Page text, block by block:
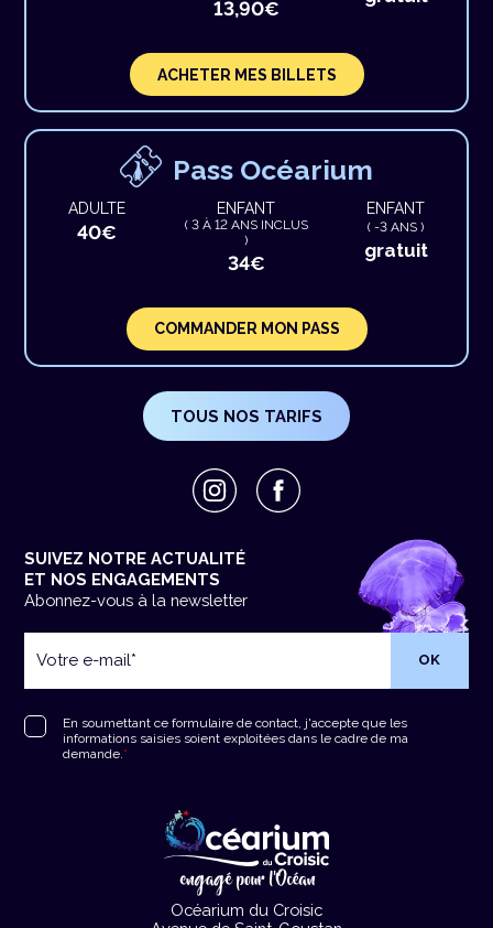
13,90€
ACHETER MES BILLETS
Pass Océarium
ADULTE
40€
ENFANT
( 3 À 12 ANS INCLUS
)
34€
ENFANT
( -3 ANS )
gratuit
COMMANDER MON PASS
TOUS NOS TARIFS
Océarium du Croisic
SUIVEZ NOTRE ACTUALITÉ
ET NOS ENGAGEMENTS
Abonnez-vous à la newsletter
e-
RGPD*
En soumettant ce formulaire de contact, j'accepte que les
informations saisies soient exploitées dans le cadre de ma
demande. *